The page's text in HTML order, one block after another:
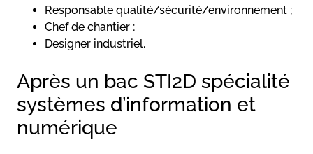
Responsable qualité/sécurité/environnement ;
Chef de chantier ;
Designer industriel.
Après un bac STI2D spécialité
systèmes d’information et
numérique